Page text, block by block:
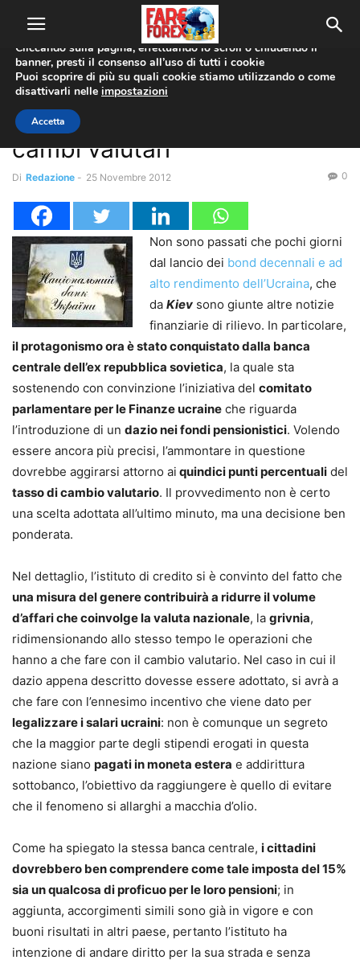
Home Economia
Economia
Ucraina, un dazio per ridurre i
cambi valutari
Di Redazione - 25 Novembre 2012 0
Non sono passati che pochi giorni
dal lancio dei bond decennali e ad
alto rendimento dell’Ucraina, che
da Kiev sono giunte altre notizie
finanziarie di rilievo. In particolare,
il protagonismo ora è stato conquistato dalla banca
centrale dell’ex repubblica sovietica, la quale sta
sostenendo con convinzione l’iniziativa del comitato
parlamentare per le Finanze ucraine che riguarda
l’introduzione di un dazio nei fondi pensionistici. Volendo
essere ancora più precisi, l’ammontare in questione
dovrebbe aggirarsi attorno ai quindici punti percentuali del
tasso di cambio valutario. Il provvedimento non è certo
una scelta adottata all’ultimo minuto, ma una decisione ben
ponderata.
Nel dettaglio, l’istituto di credito si è convinto del fatto che
una misura del genere contribuirà a ridurre il volume
d’affari che coinvolge la valuta nazionale, la grivnia,
ridimensionando allo stesso tempo le operazioni che
hanno a che fare con il cambio valutario. Nel caso in cui il
dazio appena descritto dovesse essere adottato, si avrà a
che fare con l’ennesimo incentivo che viene dato per
legalizzare i salari ucraini: non è comunque un segreto
che la maggior parte degli stipendi erogati in questa
nazione siano pagati in moneta estera e addirittura
sottobanco, l’obiettivo da raggiungere è quello di evitare
che il fenomeno si allarghi a macchia d’olio.
Come ha spiegato la stessa banca centrale, i cittadini
dovrebbero ben comprendere come tale imposta del 15%
sia un qualcosa di proficuo per le loro pensioni; in
aggiunta, accorgimenti simili sono già in vigore e con
buoni risultati in altri paese, pertanto l’istituto ha
intenzione di andare diritto per la sua strada e senza
Utilizziamo i cookie per offrirti la migliore esperienza sul nostro
sito web.
Cliccando sulla pagina, effettuando lo scroll o chiudendo il
banner, presti il consenso all’uso di tutti i cookie
Puoi scoprire di più su quali cookie stiamo utilizzando o come
disattivarli nelle impostazioni
Accetta